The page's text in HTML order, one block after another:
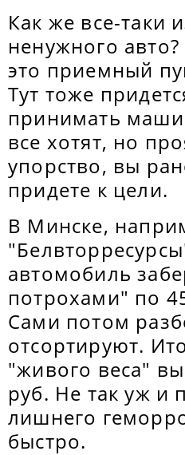
Как же все-таки
ненужного
это приемный
Тут тоже
принимать
все хотят, но
упорство, вы
придете к цели.
В Минске,
автомобиль
потрохами" по
Сами потом
отсортируют.
"живого веса"
руб. Не так уж и
лишнего
быстро.